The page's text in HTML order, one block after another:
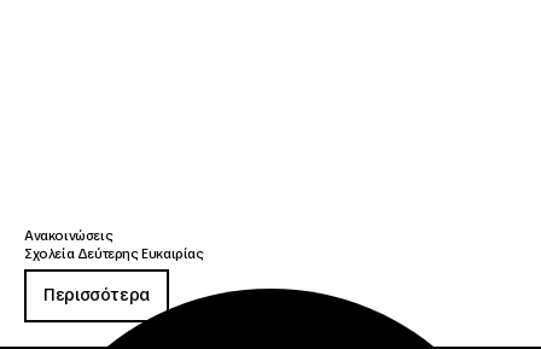
Ανακοινώσεις
Σχολεία Δεύτερης Ευκαιρίας
Περισσότερα